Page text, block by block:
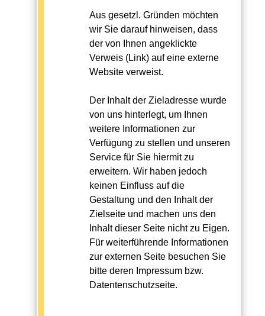
Aus gesetzl. Gründen möchten
wir Sie darauf hinweisen, dass
der von Ihnen angeklickte
Verweis (Link) auf eine externe
Website verweist.
Der Inhalt der Zieladresse wurde
von uns hinterlegt, um Ihnen
weitere Informationen zur
Verfügung zu stellen und unseren
Service für Sie hiermit zu
erweitern. Wir haben jedoch
keinen Einfluss auf die
Gestaltung und den Inhalt der
Zielseite und machen uns den
Inhalt dieser Seite nicht zu Eigen.
Für weiterführende Informationen
zur externen Seite besuchen Sie
bitte deren Impressum bzw.
Datentenschutzseite.